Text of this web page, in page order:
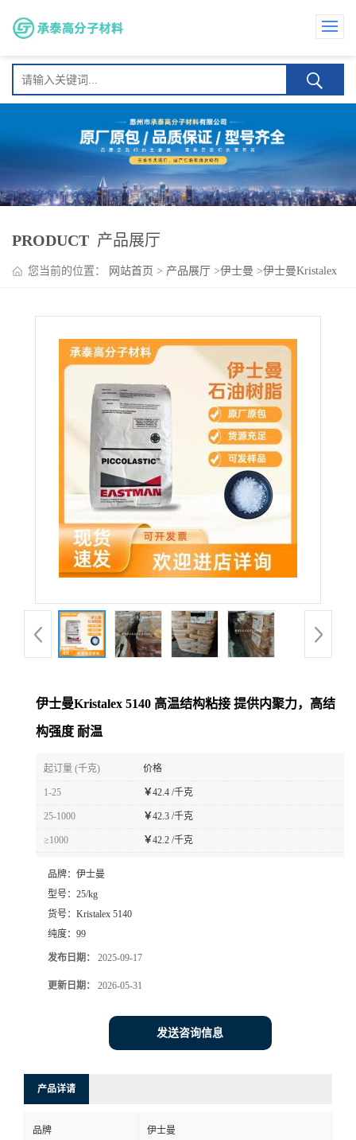
PRODUCT 产品展厅
您当前的位置： 网站首页 > 产品展厅 >伊士曼 >伊士曼Kristalex
伊士曼Kristalex 5140 高温结构粘接 提供内聚力，高结
构强度 耐温
起订量 (千克) 价格
1-25 ￥42.4 /千克
25-1000 ￥42.3 /千克
≥1000 ￥42.2 /千克
品牌： 伊士曼
型号： 25/kg
货号： Kristalex 5140
纯度： 99
发布日期： 2025-09-17
更新日期： 2026-05-31
发送咨询信息
产品详请
品牌 伊士曼